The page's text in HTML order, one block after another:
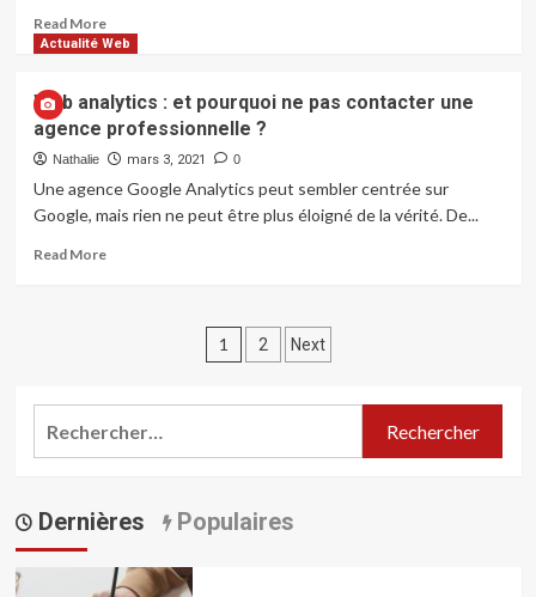
Read MoreRead
more
étapes
à
suivre
pour
à
Actualité Web
Web analytics : et pourquoi ne pas contacter une
agence professionnelle ?
Nathalie mars 3, 2021 0
Une agence Google Analytics peut sembler centrée sur
Google, mais rien ne peut être plus éloigné de la vérité. De...
Read MoreRead
pourquoi
ne
pas
agence
Pagination
publications
1 2 Next
Dernières Populaires